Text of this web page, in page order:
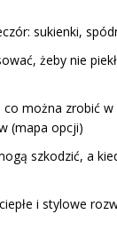
sukienki,
żeby nie
można zrobić
(mapa opcji)
szkodzić, a
i stylowe